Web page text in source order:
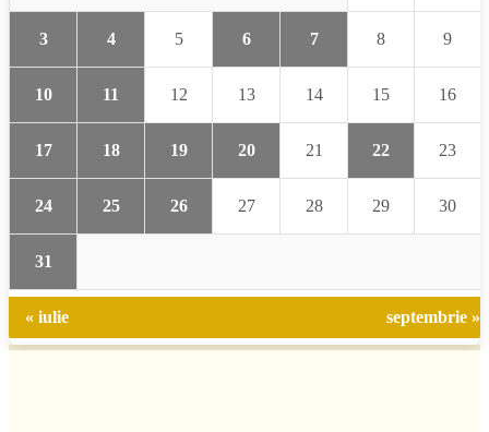
3 4 5 6 7 8 9
10 11 12 13 14 15 16
17 18 19 20 21 22 23
24 25 26 27 28 29 30
31
« iulie septembrie »